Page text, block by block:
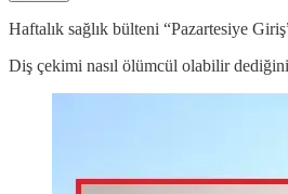
Haftalık sağlık bülteni “Pazartesiye
Diş çekimi nasıl ölümcül olabilir